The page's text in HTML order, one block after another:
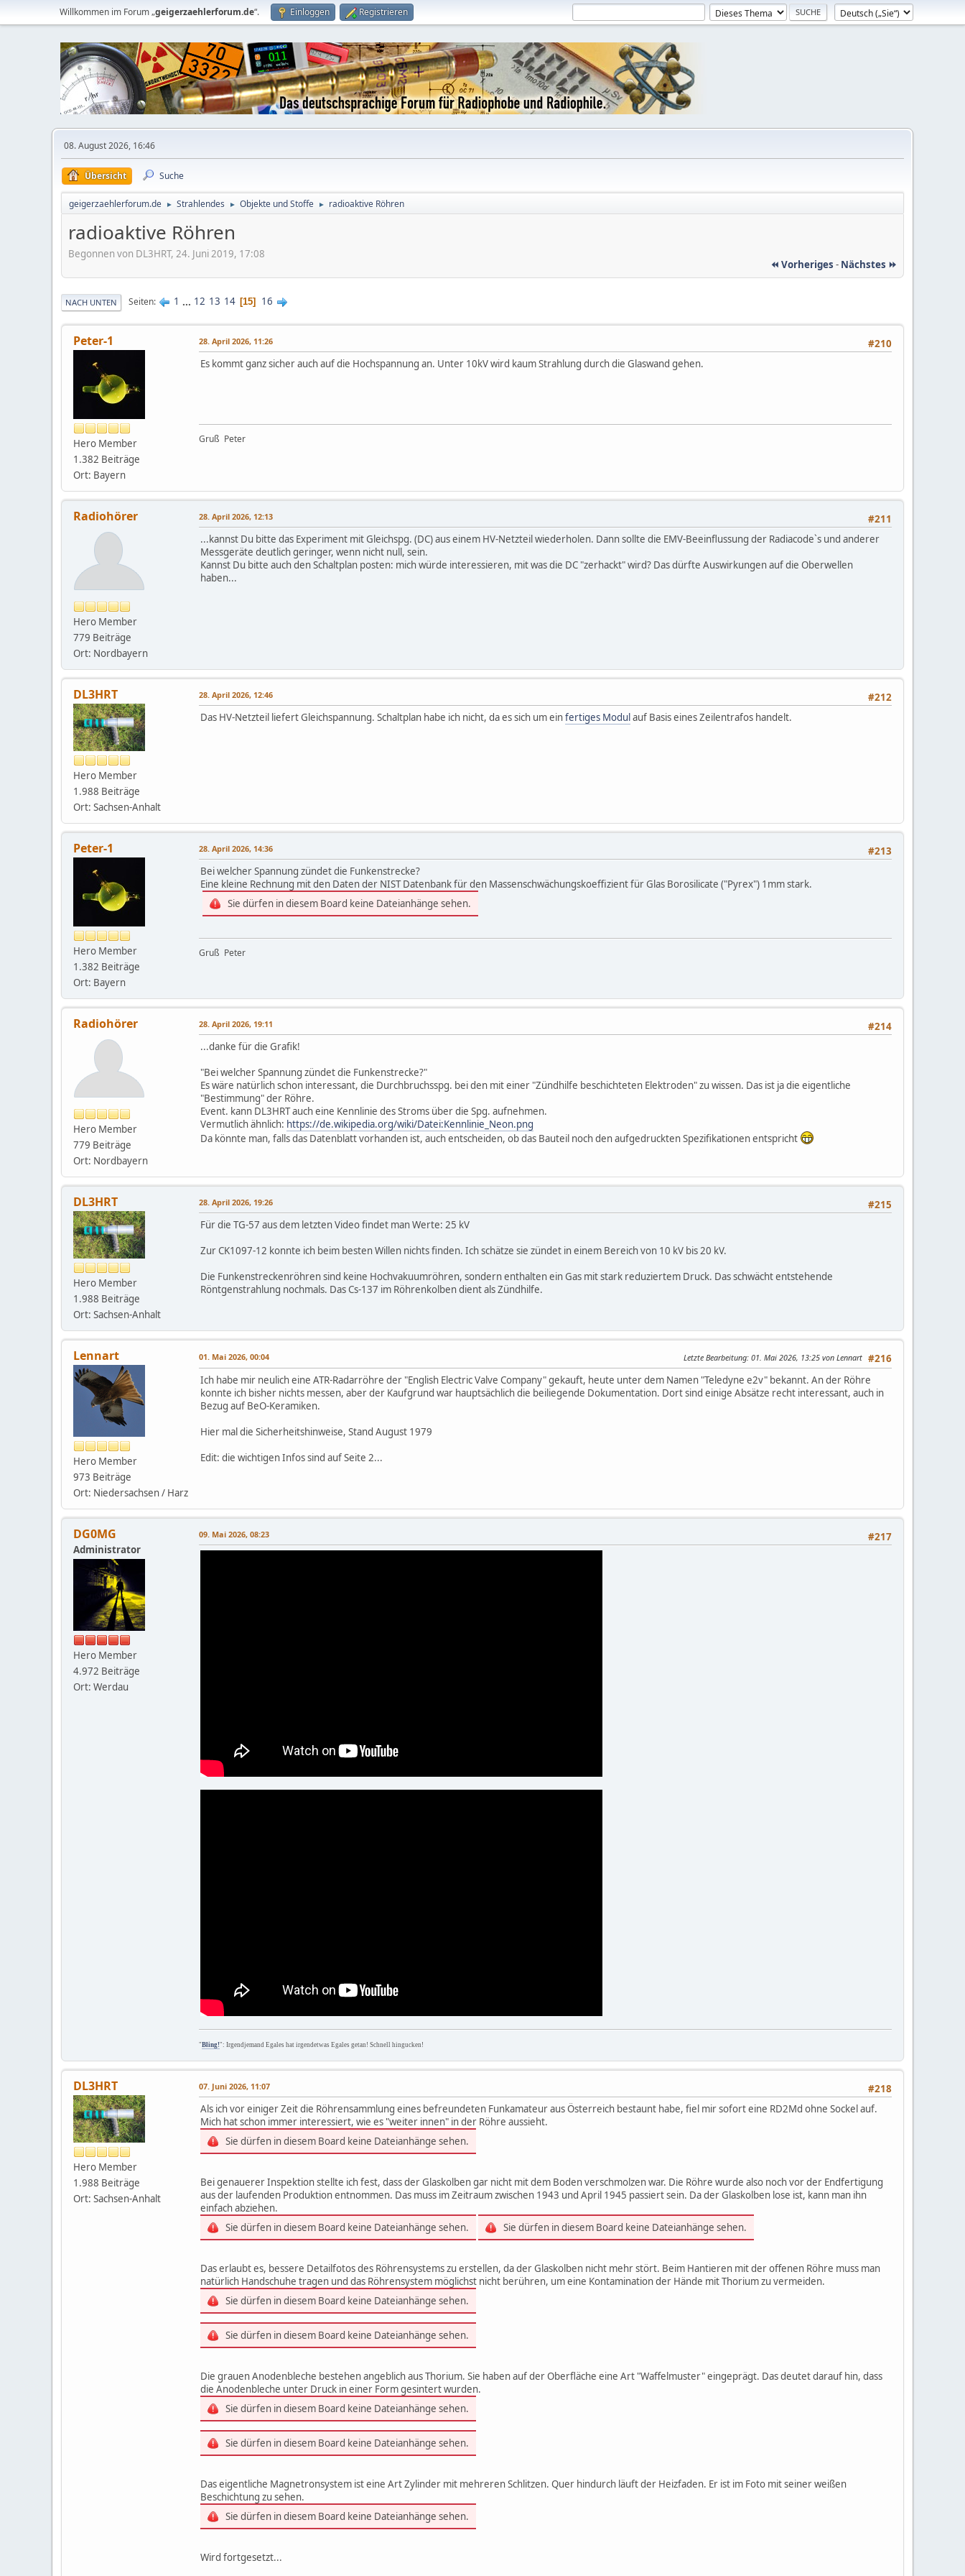
Willkommen im Forum „geigerzaehlerforum.de“. Einloggen Registrieren
08. August 2026, 16:46
Übersicht Suche
geigerzaehlerforum.de ► Strahlendes ► Objekte und Stoffe ► radioaktive Röhren
radioaktive Röhren
Begonnen von DL3HRT, 24. Juni 2019, 17:08
⏪ Vorheriges - Nächstes ⏩
NACH UNTEN Seiten 1 ... 12 13 14 15 16
Peter-1
Hero Member
1.382 Beiträge
Ort: Bayern
#210
28. April 2026, 11:26
Es kommt ganz sicher auch auf die Hochspannung an. Unter 10kV wird kaum Strahlung durch die Glaswand gehen.
Gruß Peter
Radiohörer
Hero Member
779 Beiträge
Ort: Nordbayern
#211
28. April 2026, 12:13
...kannst Du bitte das Experiment mit Gleichspg. (DC) aus einem HV-Netzteil wiederholen. Dann sollte die EMV-Beeinflussung der Radiacode`s und anderer
Messgeräte deutlich geringer, wenn nicht null, sein.
Kannst Du bitte auch den Schaltplan posten: mich würde interessieren, mit was die DC "zerhackt" wird? Das dürfte Auswirkungen auf die Oberwellen
haben...
DL3HRT
Hero Member
1.988 Beiträge
Ort: Sachsen-Anhalt
#212
28. April 2026, 12:46
Das HV-Netzteil liefert Gleichspannung. Schaltplan habe ich nicht, da es sich um einfertiges Modulauf Basis eines Zeilentrafos handelt.
Peter-1
Hero Member
1.382 Beiträge
Ort: Bayern
#213
28. April 2026, 14:36
Bei welcher Spannung zündet die Funkenstrecke?
Eine kleine Rechnung mit den Daten der NIST Datenbank für den Massenschwächungskoeffizient für Glas Borosilicate ("Pyrex") 1mm stark.
Sie dürfen in diesem Board keine Dateianhänge sehen.
Gruß Peter
Radiohörer
Hero Member
779 Beiträge
Ort: Nordbayern
#214
28. April 2026, 19:11
...danke für die Grafik!
"Bei welcher Spannung zündet die Funkenstrecke?"
Es wäre natürlich schon interessant, die Durchbruchsspg. bei den mit einer "Zündhilfe beschichteten Elektroden" zu wissen. Das ist ja die eigentliche
"Bestimmung" der Röhre.
Event. kann DL3HRT auch eine Kennlinie des Stroms über die Spg. aufnehmen.
Vermutlich ähnlich: https://de.wikipedia.org/wiki/Datei:Kennlinie_Neon.png
Da könnte man, falls das Datenblatt vorhanden ist, auch entscheiden, ob das Bauteil noch den aufgedruckten Spezifikationen entspricht
DL3HRT
Hero Member
1.988 Beiträge
Ort: Sachsen-Anhalt
#215
28. April 2026, 19:26
Für die TG-57 aus dem letzten Video findet man Werte: 25 kV
Zur CK1097-12 konnte ich beim besten Willen nichts finden. Ich schätze sie zündet in einem Bereich von 10 kV bis 20 kV.
Die Funkenstreckenröhren sind keine Hochvakuumröhren, sondern enthalten ein Gas mit stark reduziertem Druck. Das schwächt entstehende
Röntgenstrahlung nochmals. Das Cs-137 im Röhrenkolben dient als Zündhilfe.
Lennart
Hero Member
973 Beiträge
Ort: Niedersachsen / Harz
#216
01. Mai 2026, 00:04 Letzte Bearbeitung: 01. Mai 2026, 13:25 von Lennart
Ich habe mir neulich eine ATR-Radarröhre der "English Electric Valve Company" gekauft, heute unter dem Namen "Teledyne e2v" bekannt. An der Röhre
konnte ich bisher nichts messen, aber der Kaufgrund war hauptsächlich die beiliegende Dokumentation. Dort sind einige Absätze recht interessant, auch in
Bezug auf BeO-Keramiken.
Hier mal die Sicherheitshinweise, Stand August 1979
Edit: die wichtigen Infos sind auf Seite 2...
DG0MG
Administrator
Hero Member
4.972 Beiträge
Ort: Werdau
#217
09. Mai 2026, 08:23
"Bling!": Irgendjemand Egales hat irgendetwas Egales getan! Schnell hingucken!
DL3HRT
Hero Member
1.988 Beiträge
Ort: Sachsen-Anhalt
#218
07. Juni 2026, 11:07
Als ich vor einiger Zeit die Röhrensammlung eines befreundeten Funkamateur aus Österreich bestaunt habe, fiel mir sofort eine RD2Md ohne Sockel auf.
Mich hat schon immer interessiert, wie es "weiter innen" in der Röhre aussieht.
Sie dürfen in diesem Board keine Dateianhänge sehen.
Bei genauerer Inspektion stellte ich fest, dass der Glaskolben gar nicht mit dem Boden verschmolzen war. Die Röhre wurde also noch vor der Endfertigung
aus der laufenden Produktion entnommen. Das muss im Zeitraum zwischen 1943 und April 1945 passiert sein. Da der Glaskolben lose ist, kann man ihn
einfach abziehen.
Sie dürfen in diesem Board keine Dateianhänge sehen.
Sie dürfen in diesem Board keine Dateianhänge sehen.
Das erlaubt es, bessere Detailfotos des Röhrensystems zu erstellen, da der Glaskolben nicht mehr stört. Beim Hantieren mit der offenen Röhre muss man
natürlich Handschuhe tragen und das Röhrensystem möglichst nicht berühren, um eine Kontamination der Hände mit Thorium zu vermeiden.
Sie dürfen in diesem Board keine Dateianhänge sehen.
Sie dürfen in diesem Board keine Dateianhänge sehen.
Die grauen Anodenbleche bestehen angeblich aus Thorium. Sie haben auf der Oberfläche eine Art "Waffelmuster" eingeprägt. Das deutet darauf hin, dass
die Anodenbleche unter Druck in einer Form gesintert wurden.
Sie dürfen in diesem Board keine Dateianhänge sehen.
Sie dürfen in diesem Board keine Dateianhänge sehen.
Das eigentliche Magnetronsystem ist eine Art Zylinder mit mehreren Schlitzen. Quer hindurch läuft der Heizfaden. Er ist im Foto mit seiner weißen
Beschichtung zu sehen.
Sie dürfen in diesem Board keine Dateianhänge sehen.
Wird fortgesetzt...